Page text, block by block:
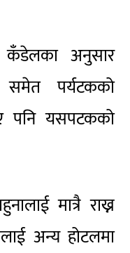
कँडेलका अनुसार
समेत पर्यटकको
यसपटकको
मात्रै राख्न
अन्य होटलमा